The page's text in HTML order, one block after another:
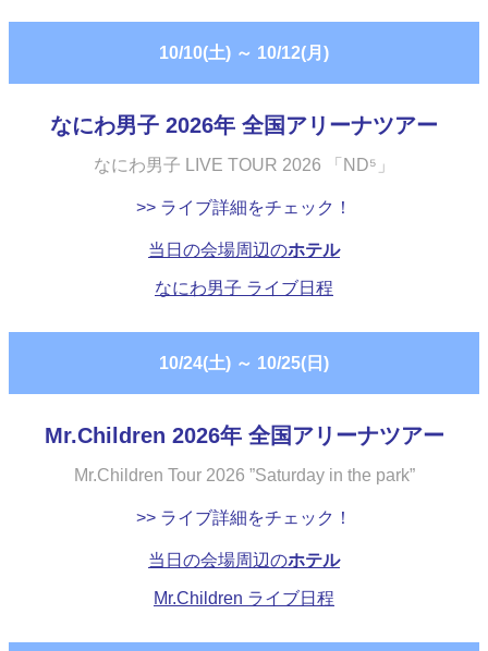
10/10(土) ～ 10/12(月)
なにわ男子 2026年 全国アリーナツアー
なにわ男子 LIVE TOUR 2026 「ND⁵」
>> ライブ詳細をチェック！
当日の会場周辺のホテル
なにわ男子 ライブ日程
10/24(土) ～ 10/25(日)
Mr.Children 2026年 全国アリーナツアー
Mr.Children Tour 2026 ”Saturday in the park”
>> ライブ詳細をチェック！
当日の会場周辺のホテル
Mr.Children ライブ日程